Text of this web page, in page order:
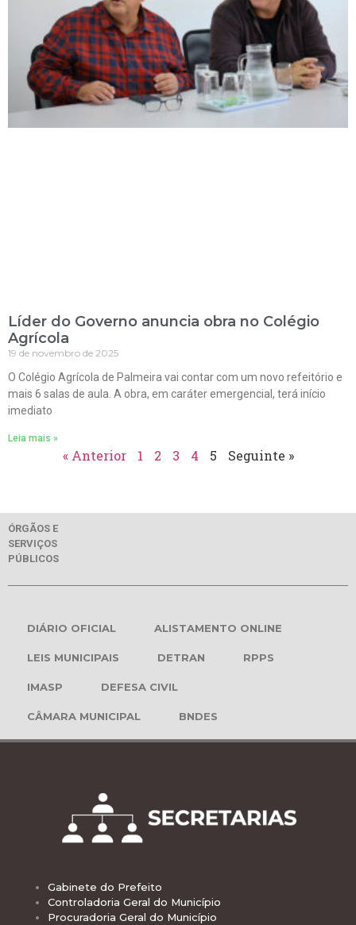
Líder do Governo anuncia obra no Colégio
Agrícola
19 de novembro de 2025
O Colégio Agrícola de Palmeira vai contar com um novo refeitório e
mais 6 salas de aula. A obra, em caráter emergencial, terá início
imediato
Leia mais »
« Anterior 1 2 3 4 5 Seguinte »
ÓRGÃOS E
SERVIÇOS
PÚBLICOS
DIÁRIO OFICIAL ALISTAMENTO ONLINE
LEIS MUNICIPAIS DETRAN RPPS
IMASP DEFESA CIVIL
CÂMARA MUNICIPAL BNDES
Gabinete do Prefeito
Controladoria Geral do Município
Procuradoria Geral do Município